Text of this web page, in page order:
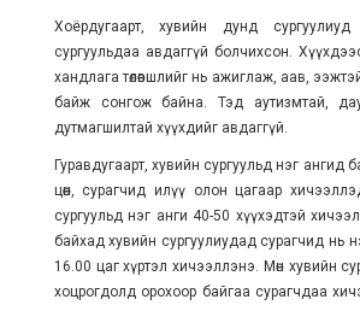
Хоёрдугаарт, хувийн дунд
сургуульдаа авдаггүй болчихсон.
хандлага төлөвшлийг нь ажиглаж, аав,
байж сонгож байна. Тэд аутизмтай,
дутмагшилтай хүүхдийг авдаггүй.
Гуравдугаарт, хувийн сургуульд нэг ангид
цөөн, сурагчид илүү олон цагаар
сургуульд нэг анги 40-50 хүүхэдтэй
байхад хувийн сургуулиудад сурагчид нь
16.00 цаг хүртэл хичээллэнэ. Мөн хувийн
хоцрогдолд орохоор байгаа сурагчдаа